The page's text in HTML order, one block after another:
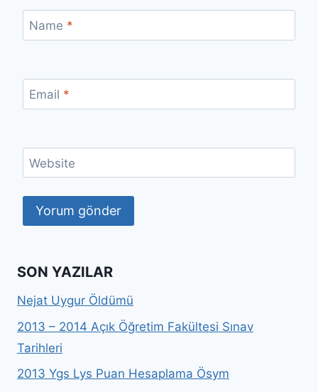
Name *
Email *
Website
SON YAZILAR
Nejat Uygur Öldümü
2013 – 2014 Açık Öğretim Fakültesi Sınav
Tarihleri
2013 Ygs Lys Puan Hesaplama Ösym